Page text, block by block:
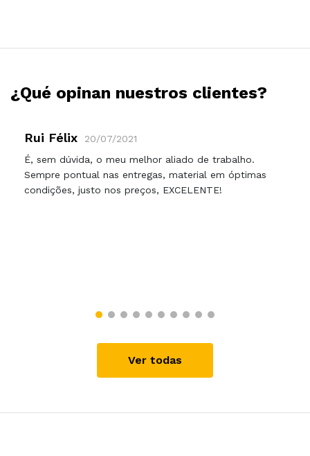
¿Qué opinan nuestros clientes?
Rui Félix
20/07/2021
É, sem dúvida, o meu melhor aliado de trabalho.
Sempre pontual nas entregas, material em óptimas
condições, justo nos preços, EXCELENTE!
Ver todas